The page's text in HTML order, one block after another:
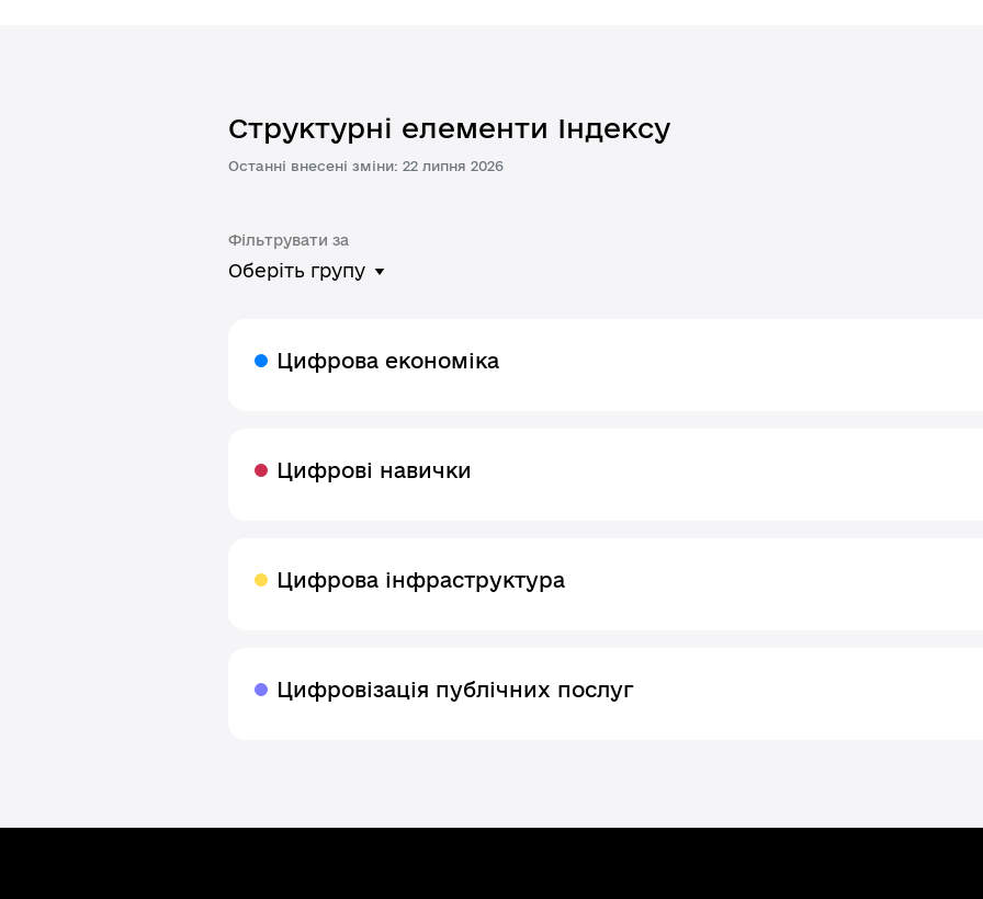
Структурні елементи Індексу
Останні внесені зміни: 22 липня 2026
Фільтрувати за
Оберіть групу
Цифрова економіка
Цифрові навички
Цифрова інфраструктура
Цифровізація публічних послуг